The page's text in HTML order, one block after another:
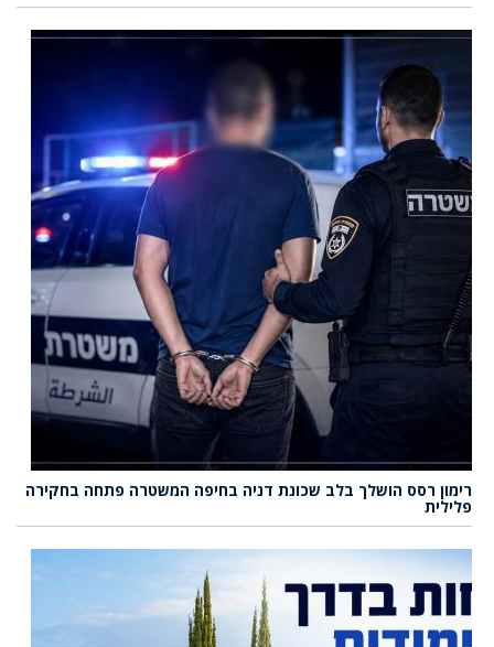
רימון רסס הושלך בלב שכונת דניה בחיפה המשטרה פתחה בחקירה
פלילית